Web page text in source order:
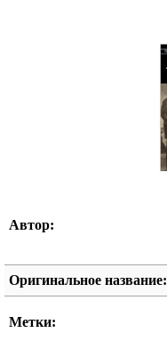
Автор:
Оригинальное название:
Метки: